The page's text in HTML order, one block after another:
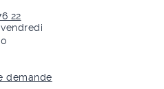
22
demande